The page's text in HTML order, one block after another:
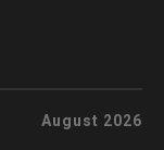
August 2026